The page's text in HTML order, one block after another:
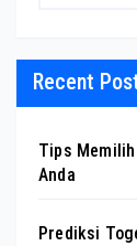
Recent
Tips
Anda
Prediksi